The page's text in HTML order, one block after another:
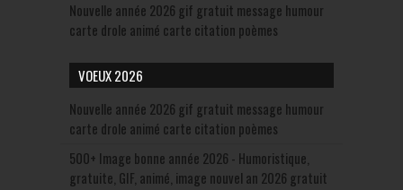
Nouvelle année 2026 gif gratuit message humour
carte drole animé carte citation poèmes
VOEUX 2026
Nouvelle année 2026 gif gratuit message humour
carte drole animé carte citation poèmes
500+ Image bonne année 2026 - Humoristique,
gratuite, GIF, animé, image nouvel an 2026 gratuit